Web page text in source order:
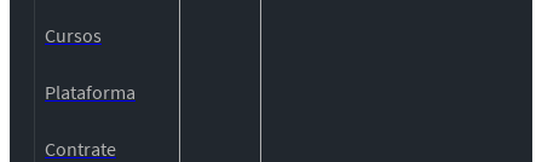
Cursos
Plataforma
Contrate